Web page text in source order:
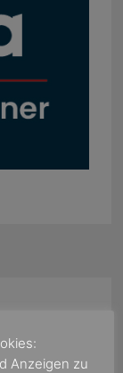
Anzeigen zu